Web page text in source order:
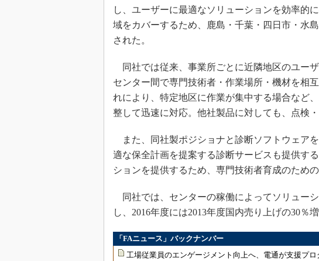
し、ユーザーに最適なソリューションを効率的
域をカバーするため、鹿島・千葉・四日市・水
された。
同社では従来、事業所ごとに近隣地区のユー
センター間で専門技術者・作業場所・機材を相
れにより、特定地区に作業が集中する場合など
整して迅速に対応。他社製品に対しても、点検・
また、同社製ポジショナと診断ソフトウェア
適な保全計画を提案する診断サービスも提供す
ションを提供するため、専門技術者育成のため
同社では、センターの稼働によってソリュー
し、2016年度には2013年度国内売り上げの30％
「FAニュース」バックナンバー
工場従業員のエンゲージメント向上へ、電通が支援プロ